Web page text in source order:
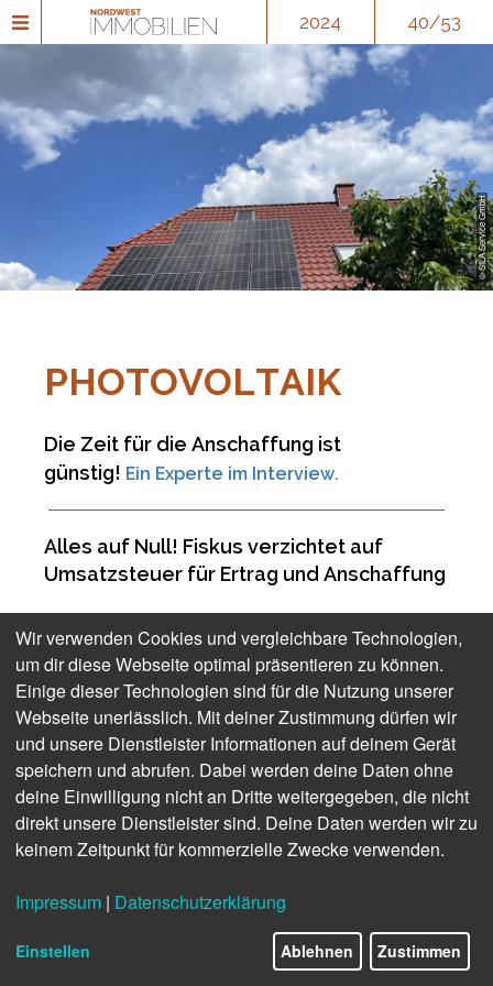
2024 40/53
© SILA Service GmbH
PHOTOVOLTAIK
Die Zeit für die Anschaffung ist
günstig! Ein Experte im Interview.
Alles auf Null! Fiskus verzichtet auf
Umsatzsteuer für Ertrag und Anschaffung
Wir verwenden Cookies und vergleichbare Technologien,
um dir diese Webseite optimal präsentieren zu können.
Einige dieser Technologien sind für die Nutzung unserer
Webseite unerlässlich. Mit deiner Zustimmung dürfen wir
und unsere Dienstleister Informationen auf deinem Gerät
speichern und abrufen. Dabei werden deine Daten ohne
deine Einwilligung nicht an Dritte weitergegeben, die nicht
direkt unsere Dienstleister sind. Deine Daten werden wir zu
keinem Zeitpunkt für kommerzielle Zwecke verwenden.
Impressum | Datenschutzerklärung
Einstellen Ablehnen Zustimmen